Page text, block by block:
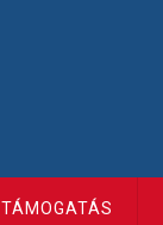
TÁMOGATÁS